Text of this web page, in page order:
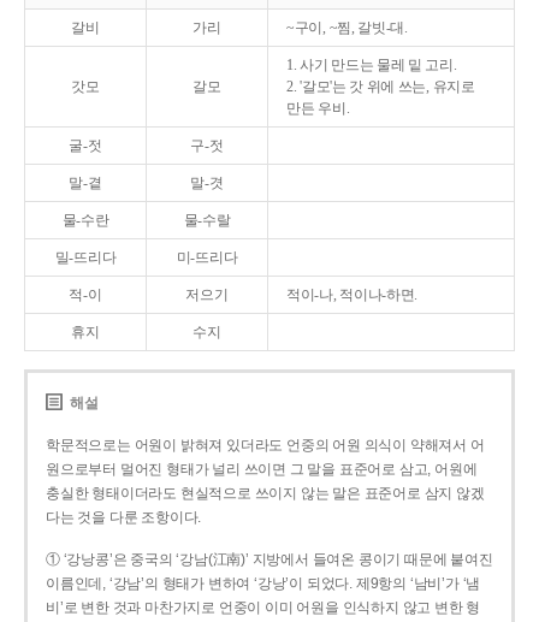
갈비 가리 ~구이, ~찜, 갈빗-대.
갓모 갈모
1. 사기 만드는 물레 밑 고리.
2. '갈모'는 갓 위에 쓰는, 유지로
만든 우비.
굴-젓 구-젓
말-곁 말-겻
물-수란 물-수랄
밀-뜨리다 미-뜨리다
적-이 저으기 적이-나, 적이나-하면.
휴지 수지
해설
학문적으로는 어원이 밝혀져 있더라도 언중의 어원 의식이 약해져서 어
원으로부터 멀어진 형태가 널리 쓰이면 그 말을 표준어로 삼고, 어원에
충실한 형태이더라도 현실적으로 쓰이지 않는 말은 표준어로 삼지 않겠
다는 것을 다룬 조항이다.
① ‘강낭콩’은 중국의 ‘강남(江南)’ 지방에서 들여온 콩이기 때문에 붙여진
이름인데, ‘강남’의 형태가 변하여 ‘강낭’이 되었다. 제9항의 ‘남비’가 ‘냄
비’로 변한 것과 마찬가지로 언중이 이미 어원을 인식하지 않고 변한 형